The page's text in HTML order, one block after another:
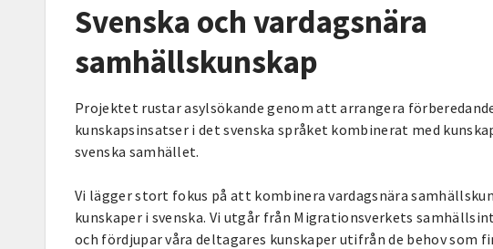
Svenska och vardagsnära
samhällskunskap
Projektet rustar asylsökande genom att arrangera
kunskapsinsatser i det svenska språket kombinerat med
svenska samhället.
Vi lägger stort fokus på att kombinera vardagsnära
kunskaper i svenska. Vi utgår från Migrationsverkets
och fördjupar våra deltagares kunskaper utifrån de behov som